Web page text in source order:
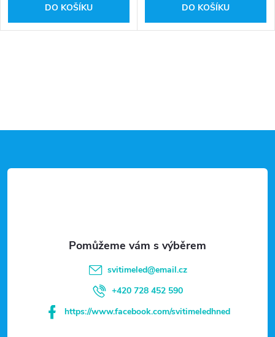
DO KOŠÍKU DO KOŠÍKU
á
svitimeled@email.cz
+420 728 452 590
https://www.facebook.com/svitimeledhned